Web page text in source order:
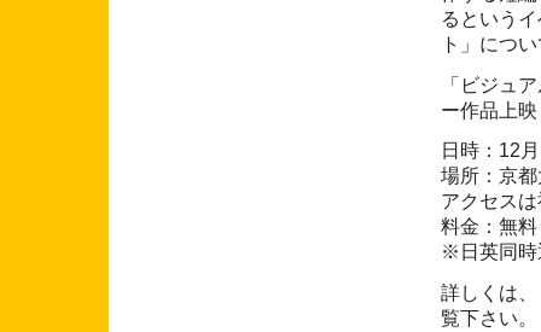
るという
ト」につ
「ビジュ
ー作品上
日時：12
場所：京
アクセス
料金：無
※日英同時
詳しくは
覧下さい。